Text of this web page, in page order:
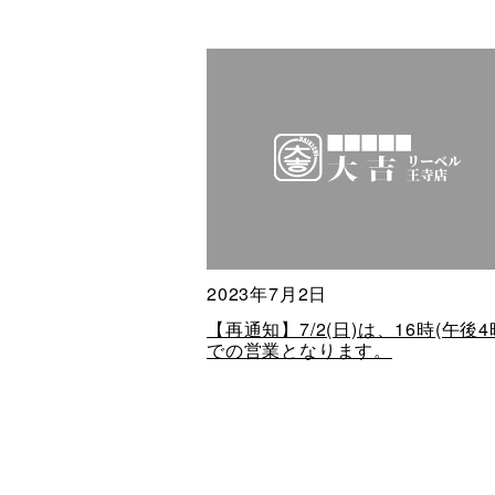
2023年7月2日
【再通知】7/2(日)は、16時(午後
での営業となります。